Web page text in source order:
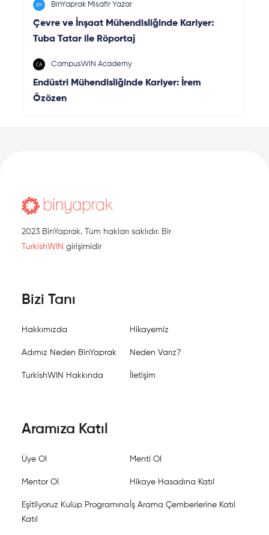
BinYaprak Misafir Yazar
Çevre ve İnşaat Mühendisliğinde Kariyer:
Tuba Tatar ile Röportaj
CampusWIN Academy
Endüstri Mühendisliğinde Kariyer: İrem
Özözen
2023 BinYaprak. Tüm hakları saklıdır. Bir
TurkishWIN girişimidir
Bizi Tanı
Hakkımızda Hikayemiz
Adımız Neden BinYaprak Neden Varız?
TurkishWIN Hakkında İletişim
Aramıza Katıl
Üye Ol Menti Ol
Mentor Ol Hikaye Hasadına Katıl
Eşitliyoruz Kulüp Programına
Katıl
İş Arama Çemberlerine Katıl